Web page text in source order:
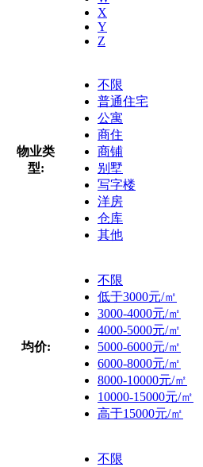
X
Y
Z
物业类
型:
不限
普通住宅
公寓
商住
商铺
别墅
写字楼
洋房
仓库
其他
均价:
不限
低于3000元/㎡
3000-4000元/㎡
4000-5000元/㎡
5000-6000元/㎡
6000-8000元/㎡
8000-10000元/㎡
10000-15000元/㎡
高于15000元/㎡
不限